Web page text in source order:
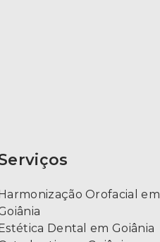
Harmonização Orofacial em
Estética Dental em Goiânia